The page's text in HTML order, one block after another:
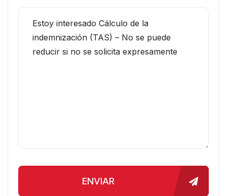
ENVIAR